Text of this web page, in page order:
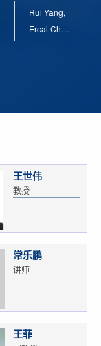
Rui Yang,
Ercai Chen
and
王世伟
教授
常乐鹏
讲师
王菲